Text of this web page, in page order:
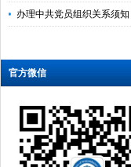
办理中共党员组织关系须知
官方微信